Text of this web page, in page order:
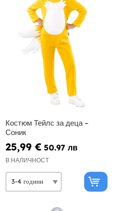
Костюм Тейлс за деца –
Соник
25,99 € 50.97 лв
В НАЛИЧНОСТ